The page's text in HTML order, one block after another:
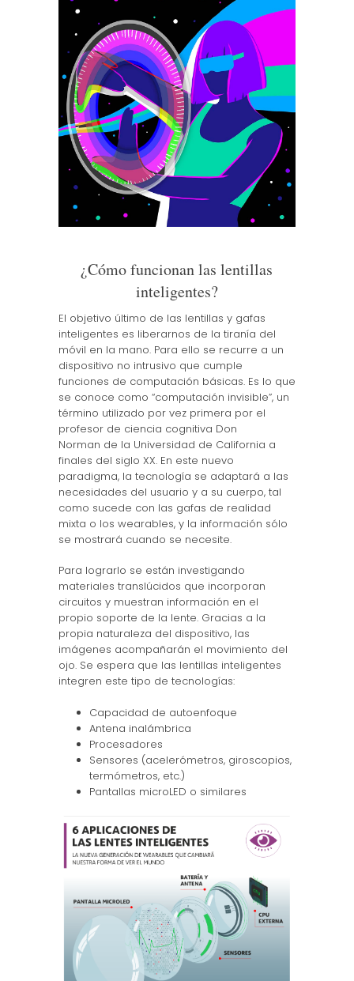
¿Cómo funcionan las lentillas
inteligentes?
El objetivo último de las lentillas y gafas
inteligentes es liberarnos de la tiranía del
móvil en la mano. Para ello se recurre a un
dispositivo no intrusivo que cumple
funciones de computación básicas. Es lo que
se conoce como “computación invisible”, un
término utilizado por vez primera por el
profesor de ciencia cognitiva Don
Norman de la Universidad de California a
finales del siglo XX. En este nuevo
paradigma, la tecnología se adaptará a las
necesidades del usuario y a su cuerpo, tal
como sucede con las gafas de realidad
mixta o los wearables, y la información sólo
se mostrará cuando se necesite.
Para lograrlo se están investigando
materiales translúcidos que incorporan
circuitos y muestran información en el
propio soporte de la lente. Gracias a la
propia naturaleza del dispositivo, las
imágenes acompañarán el movimiento del
ojo. Se espera que las lentillas inteligentes
integren este tipo de tecnologías:
Capacidad de autoenfoque
Antena inalámbrica
Procesadores
Sensores (acelerómetros, giroscopios,
termómetros, etc.)
Pantallas microLED o similares